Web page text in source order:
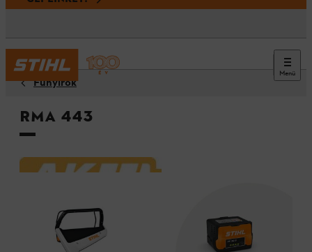
Menü
Fűnyírók
RMA 443